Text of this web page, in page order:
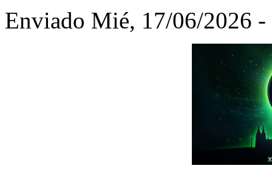
Enviado Mié, 17/06/2026